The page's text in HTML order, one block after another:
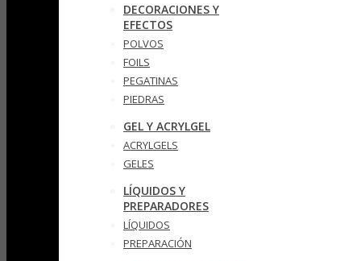
DECORACIONES Y
EFECTOS
POLVOS
FOILS
PEGATINAS
PIEDRAS
GEL Y ACRYLGEL
ACRYLGELS
GELES
LÍQUIDOS Y
PREPARADORES
LÍQUIDOS
PREPARACIÓN